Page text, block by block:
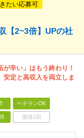
たい応募可
【2~3倍】UPの社
が辛い」はもう終わり！
安定と高収入を両立しま
ベテランOK
面接1回